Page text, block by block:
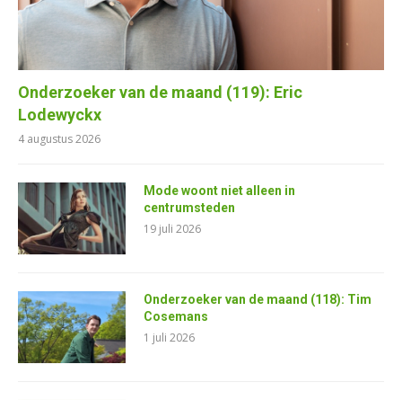
Onderzoeker van de maand (119): Eric
Lodewyckx
4 augustus 2026
Mode woont niet alleen in
centrumsteden
19 juli 2026
Onderzoeker van de maand (118): Tim
Cosemans
1 juli 2026